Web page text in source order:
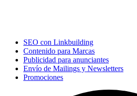
SEO con Linkbuilding
Contenido para Marcas
Publicidad para anunciantes
Envío de Mailings y Newsletters
Promociones